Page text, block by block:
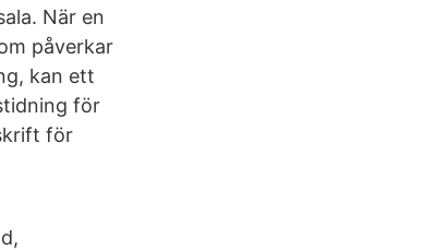
När en
påverkar
kan ett
för
för